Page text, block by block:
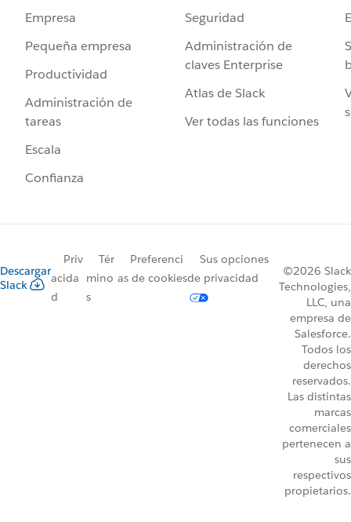
Empresa
Pequeña empresa
Productividad
Administración de
tareas
Escala
Confianza
Seguridad
Administración de
claves Enterprise
Atlas de Slack
Ver todas las funciones
Descargar
Slack
Priv
acida
d
Tér
mino
s
Preferenci
as de cookies
Sus opciones
de privacidad
©2026 Slack
Technologies,
LLC, una
empresa de
Salesforce.
Todos los
derechos
reservados.
Las distintas
marcas
comerciales
pertenecen a
sus
respectivos
propietarios.